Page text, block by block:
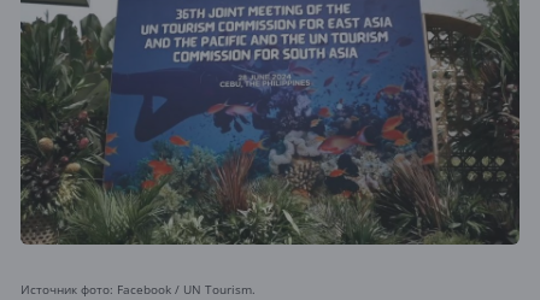
Источник фото: Facebook / UN Tourism.